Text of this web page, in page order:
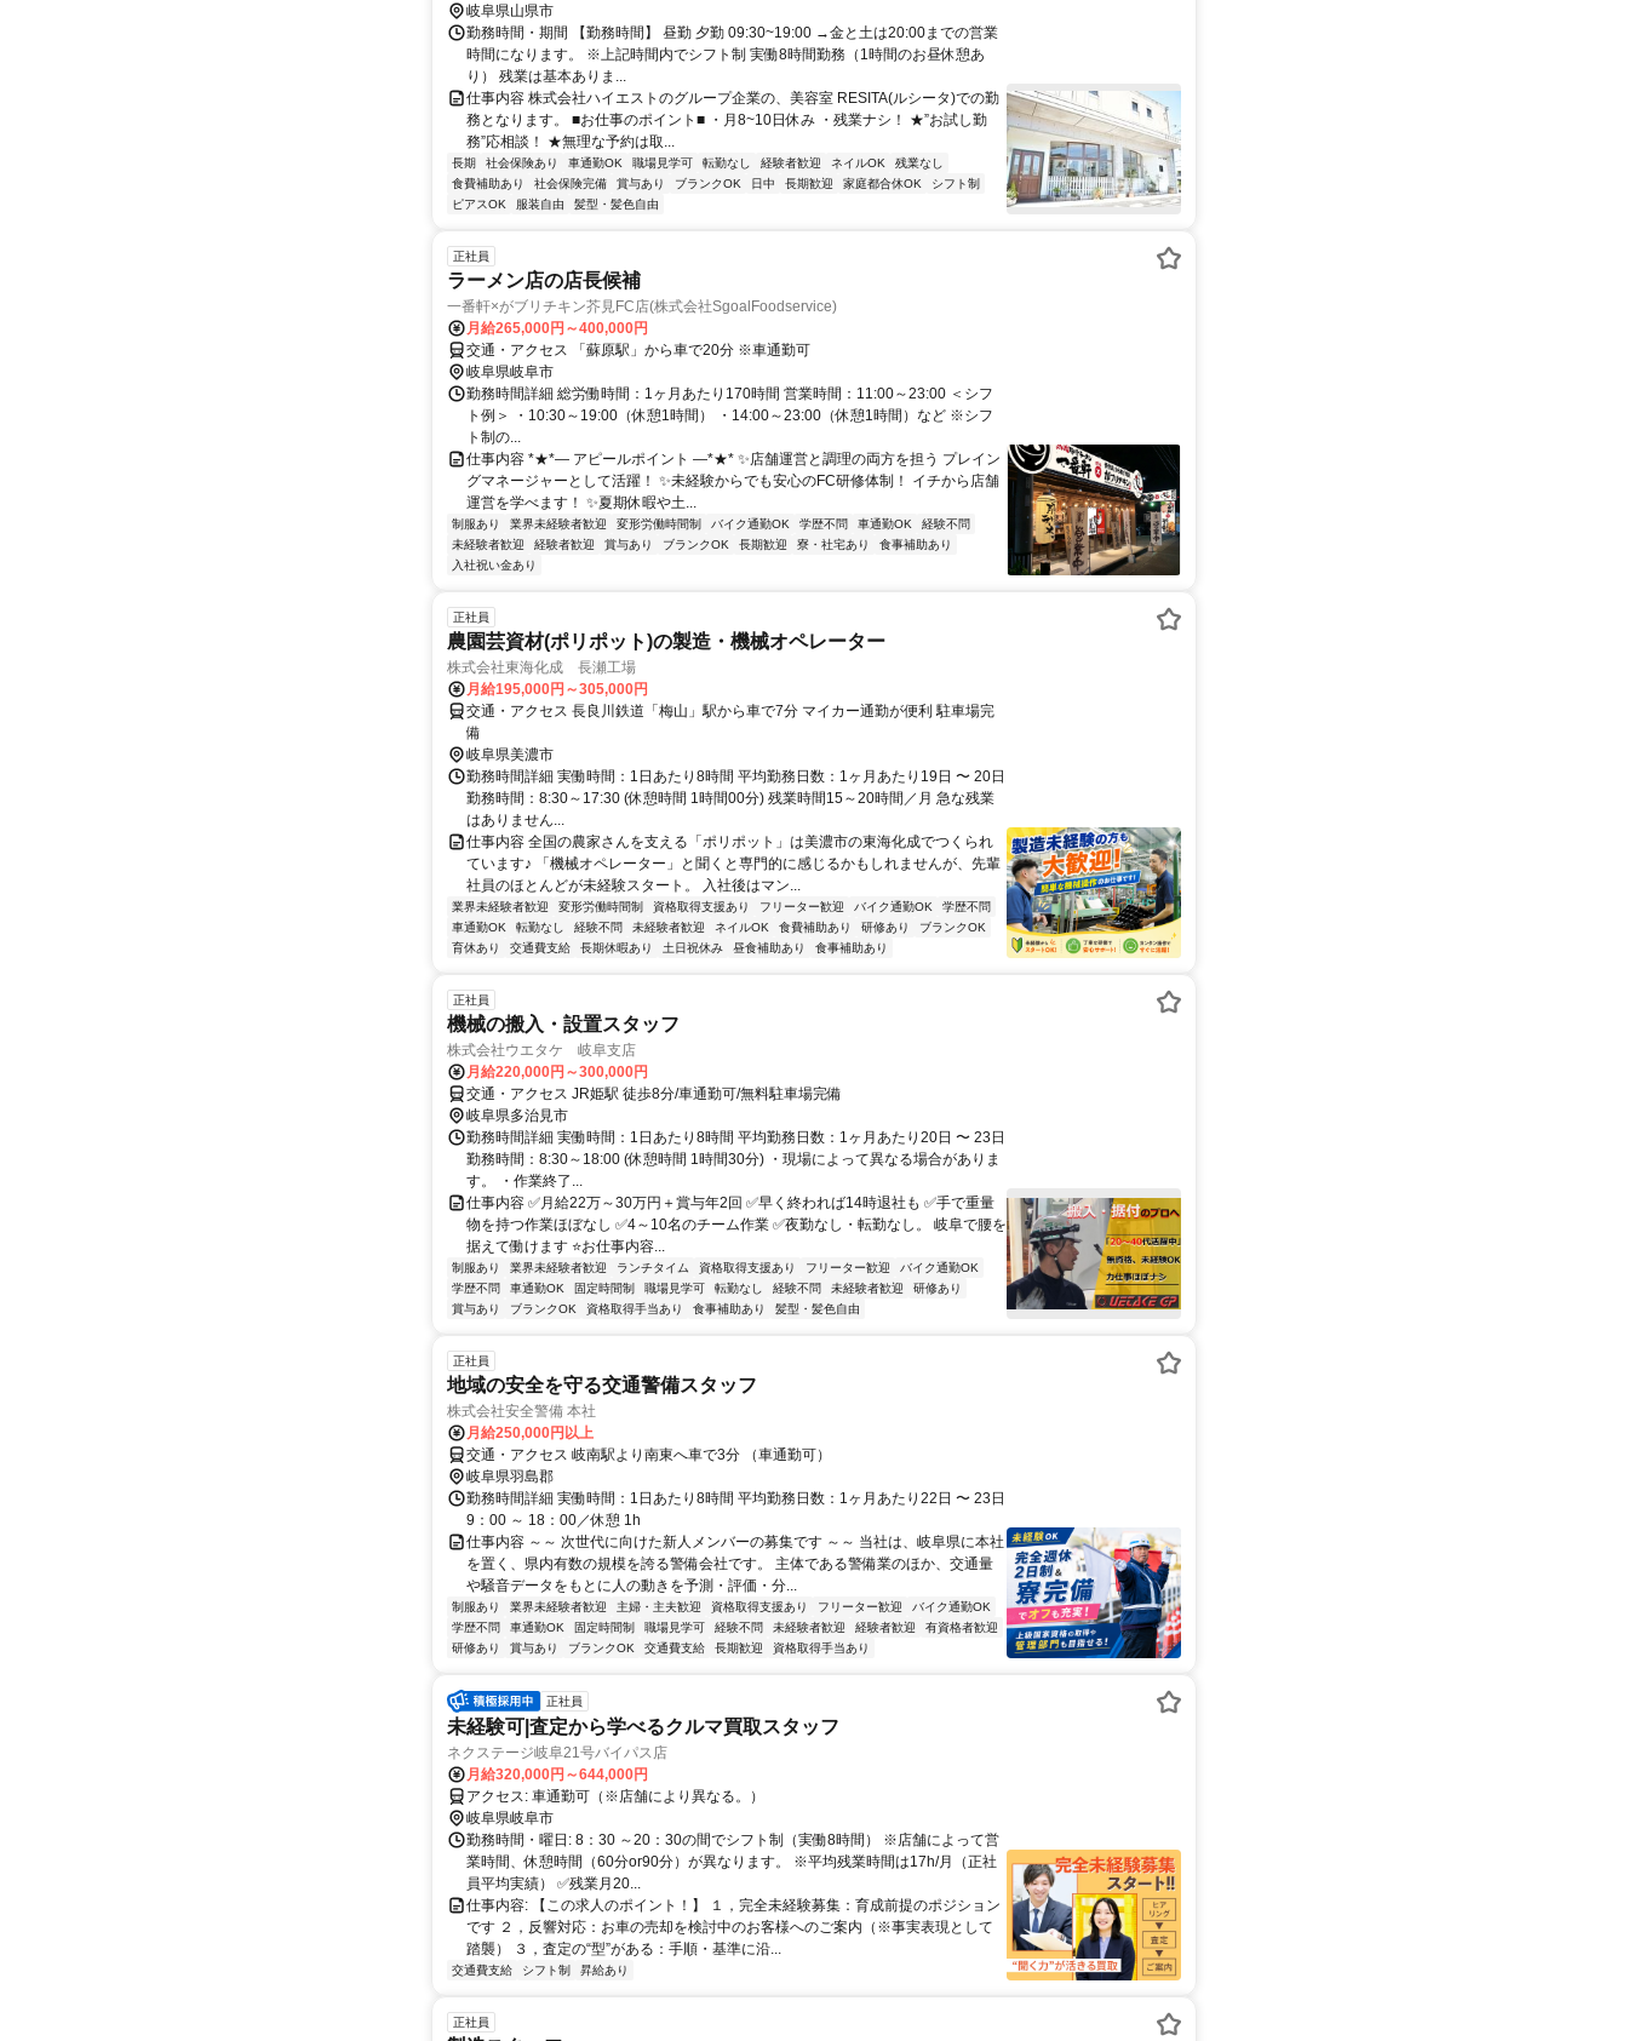
岐阜県山県市
勤務時間・期間 【勤務時間】 昼勤 夕勤 09:30~19:00 →金と土は20:00までの営業
時間になります。 ※上記時間内でシフト制 実働8時間勤務（1時間のお昼休憩あ
り） 残業は基本ありま...
仕事内容 株式会社ハイエストのグループ企業の、美容室 RESITA(ルシータ)での勤
務となります。 ■お仕事のポイント■ ・月8~10日休み ・残業ナシ！ ★”お試し勤
務”応相談！ ★無理な予約は取...
長期 社会保険あり 車通勤OK 職場見学可 転勤なし 経験者歓迎 ネイルOK
残業なし
食費補助あり
社会保険完備 賞与あり ブランクOK 日中 長期歓迎 家庭都合休OK
シフト制
ピアスOK
服装自由 髪型・髪色自由
正社員
ラーメン店の店長候補
一番軒×がブリチキン芥見FC店(株式会社SgoalFoodservice)
月給265,000円～400,000円
交通・アクセス 「蘇原駅」から車で20分 ※車通勤可
岐阜県岐阜市
勤務時間詳細 総労働時間：1ヶ月あたり170時間 営業時間：11:00～23:00 ＜シフ
ト例＞ ・10:30～19:00（休憩1時間） ・14:00～23:00（休憩1時間）など ※シフ
ト制の...
仕事内容 *★*― アピールポイント ―*★* ✨店舗運営と調理の両方を担う プレイン
グマネージャーとして活躍！ ✨未経験からでも安心のFC研修体制！ イチから店舗
運営を学べます！ ✨夏期休暇や土...
制服あり 業界未経験者歓迎 変形労働時間制 バイク通勤OK 学歴不問 車通勤OK
経験不問
未経験者歓迎
経験者歓迎 賞与あり ブランクOK 長期歓迎 寮・社宅あり
食事補助あり
入社祝い金あり
正社員
農園芸資材(ポリポット)の製造・機械オペレーター
株式会社東海化成 長瀬工場
月給195,000円～305,000円
交通・アクセス 長良川鉄道「梅山」駅から車で7分 マイカー通勤が便利 駐車場完
備
岐阜県美濃市
勤務時間詳細 実働時間：1日あたり8時間 平均勤務日数：1ヶ月あたり19日 〜 20日
勤務時間：8:30～17:30 (休憩時間 1時間00分) 残業時間15～20時間／月 急な残業
はありません...
仕事内容 全国の農家さんを支える「ポリポット」は美濃市の東海化成でつくられ
ています♪ 「機械オペレーター」と聞くと専門的に感じるかもしれませんが、先輩
社員のほとんどが未経験スタート。 入社後はマン...
業界未経験者歓迎 変形労働時間制 資格取得支援あり フリーター歓迎 バイク通勤OK
学歴不問
車通勤OK
転勤なし 経験不問 未経験者歓迎 ネイルOK 食費補助あり 研修あり
ブランクOK
育休あり
交通費支給 長期休暇あり 土日祝休み 昼食補助あり 食事補助あり
正社員
機械の搬入・設置スタッフ
株式会社ウエタケ 岐阜支店
月給220,000円～300,000円
交通・アクセス JR姫駅 徒歩8分/車通勤可/無料駐車場完備
岐阜県多治見市
勤務時間詳細 実働時間：1日あたり8時間 平均勤務日数：1ヶ月あたり20日 〜 23日
勤務時間：8:30～18:00 (休憩時間 1時間30分) ・現場によって異なる場合がありま
す。 ・作業終了...
仕事内容 ✅月給22万～30万円＋賞与年2回 ✅早く終われば14時退社も ✅手で重量
物を持つ作業ほぼなし ✅4～10名のチーム作業 ✅夜勤なし・転勤なし。 岐阜で腰を
据えて働けます ⭐️お仕事内容...
制服あり 業界未経験者歓迎 ランチタイム 資格取得支援あり フリーター歓迎
バイク通勤OK
学歴不問
車通勤OK 固定時間制 職場見学可 転勤なし 経験不問 未経験者歓迎
研修あり
賞与あり
ブランクOK 資格取得手当あり 食事補助あり 髪型・髪色自由
正社員
地域の安全を守る交通警備スタッフ
株式会社安全警備 本社
月給250,000円以上
交通・アクセス 岐南駅より南東へ車で3分 （車通勤可）
岐阜県羽島郡
勤務時間詳細 実働時間：1日あたり8時間 平均勤務日数：1ヶ月あたり22日 〜 23日
9：00 ～ 18：00／休憩 1h
仕事内容 ～～ 次世代に向けた新人メンバーの募集です ～～ 当社は、岐阜県に本社
を置く、県内有数の規模を誇る警備会社です。 主体である警備業のほか、交通量
や騒音データをもとに人の動きを予測・評価・分...
制服あり 業界未経験者歓迎 主婦・主夫歓迎 資格取得支援あり フリーター歓迎
バイク通勤OK
学歴不問
車通勤OK 固定時間制 職場見学可 経験不問 未経験者歓迎 経験者歓迎
有資格者歓迎
研修あり
賞与あり ブランクOK 交通費支給 長期歓迎 資格取得手当あり
正社員
未経験可|査定から学べるクルマ買取スタッフ
ネクステージ岐阜21号バイパス店
月給320,000円～644,000円
アクセス: 車通勤可（※店舗により異なる。）
岐阜県岐阜市
勤務時間・曜日: 8：30 ～20：30の間でシフト制（実働8時間） ※店舗によって営
業時間、休憩時間（60分or90分）が異なります。 ※平均残業時間は17h/月（正社
員平均実績） ✅残業月20...
仕事内容: 【この求人のポイント！】 １，完全未経験募集：育成前提のポジション
です ２，反響対応：お車の売却を検討中のお客様へのご案内（※事実表現として
踏襲） ３，査定の“型”がある：手順・基準に沿...
交通費支給 シフト制 昇給あり
正社員